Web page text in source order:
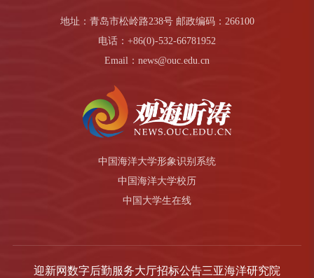
地址：青岛市松岭路238号 邮政编码：266100
电话：+86(0)-532-66781952
Email：news@ouc.edu.cn
中国海洋大学形象识别系统
中国海洋大学校历
中国大学生在线
迎新网数字后勤服务大厅招标公告三亚海洋研究院